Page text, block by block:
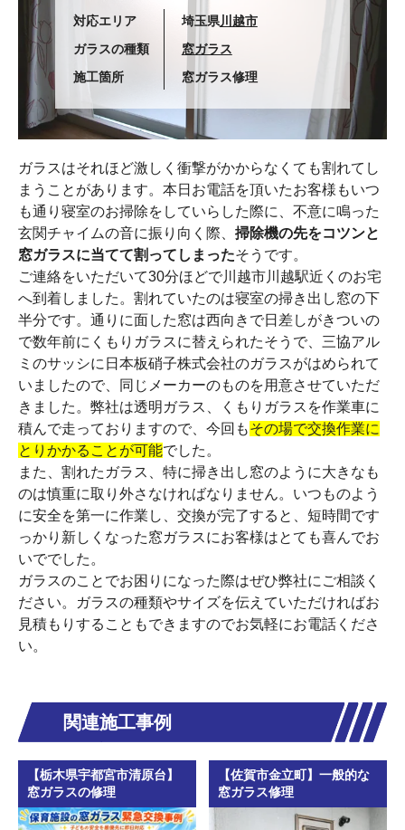
対応エリア 埼玉県川越市
ガラスの種類
窓ガラス
施工箇所
窓ガラス修理
ガラスはそれほど激しく衝撃がかからなくても割れてし
まうことがあります。本日お電話を頂いたお客様もいつ
も通り寝室のお掃除をしていらした際に、不意に鳴った
玄関チャイムの音に振り向く際、 掃除機の先をコツンと
窓ガラスに当てて割ってしまったそうです。
ご連絡をいただいて30分ほどで川越市川越駅近くのお宅
へ到着しました。割れていたのは寝室の掃き出し窓の下
半分です。通りに面した窓は西向きで日差しがきついの
で数年前にくもりガラスに替えられたそうで、三協アル
ミのサッシに日本板硝子株式会社のガラスがはめられて
いましたので、同じメーカーのものを用意させていただ
きました。弊社は透明ガラス、くもりガラスを作業車に
積んで走っておりますので、今回もその場で交換作業に
とりかかることが可能でした。
また、割れたガラス、特に掃き出し窓のように大きなも
のは慎重に取り外さなければなりません。いつものよう
に安全を第一に作業し、交換が完了すると、短時間です
っかり新しくなった窓ガラスにお客様はとても喜んでお
いででした。
ガラスのことでお困りになった際はぜひ弊社にご相談く
ださい。ガラスの種類やサイズを伝えていただければお
見積もりすることもできますのでお気軽にお電話くださ
い。
関連施工事例
【栃木県宇都宮市清原台】
窓ガラスの修理
【佐賀市金立町】一般的な
窓ガラス修理